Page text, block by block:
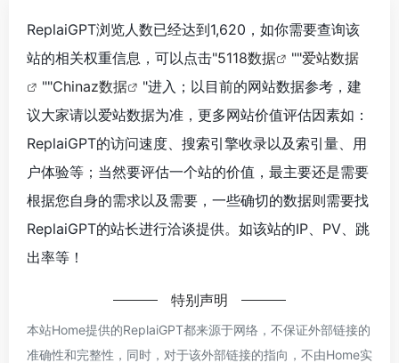
ReplaiGPT浏览人数已经达到1,620，如你需要查询该
站的相关权重信息，可以点击"5118数据 ""爱站数据
""Chinaz数据
"进入；以目前的网站数据参考，建
议大家请以爱站数据为准，更多网站价值评估因素如：
ReplaiGPT的访问速度、搜索引擎收录以及索引量、用
户体验等；当然要评估一个站的价值，最主要还是需要
根据您自身的需求以及需要，一些确切的数据则需要找
ReplaiGPT的站长进行洽谈提供。如该站的IP、PV、跳
出率等！
特别声明
本站Home提供的ReplaiGPT都来源于网络，不保证外部链接的
准确性和完整性，同时，对于该外部链接的指向，不由Home实